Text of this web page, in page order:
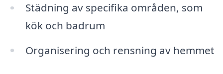
Städning av specifika områden, som
kök och badrum
Organisering och rensning av hemmet